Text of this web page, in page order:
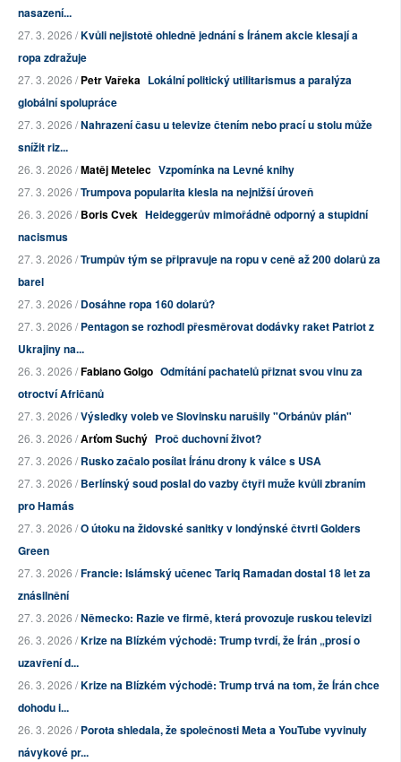
nasazení...
27. 3. 2026 /Kvůli nejistotě ohledně jednání s Íránem akcie klesají a
ropa zdražuje
27. 3. 2026 /Petr Vařeka Lokální politický utilitarismus a paralýza
globální spolupráce
27. 3. 2026 /Nahrazení času u televize čtením nebo prací u stolu může
snížit riz...
26. 3. 2026 /Matěj Metelec Vzpomínka na Levné knihy
27. 3. 2026 /Trumpova popularita klesla na nejnižší úroveň
26. 3. 2026 /Boris Cvek Heideggerův mimořádně odporný a stupidní
nacismus
27. 3. 2026 /Trumpův tým se připravuje na ropu v ceně až 200 dolarů za
barel
27. 3. 2026 /Dosáhne ropa 160 dolarů?
27. 3. 2026 /Pentagon se rozhodl přesměrovat dodávky raket Patriot z
Ukrajiny na...
26. 3. 2026 /Fabiano Golgo Odmítání pachatelů přiznat svou vinu za
otroctví Afričanů
27. 3. 2026 /Výsledky voleb ve Slovinsku narušily "Orbánův plán"
26. 3. 2026 /Arťom Suchý Proč duchovní život?
27. 3. 2026 /Rusko začalo posílat Íránu drony k válce s USA
27. 3. 2026 /Berlínský soud poslal do vazby čtyři muže kvůli zbraním
pro Hamás
27. 3. 2026 /O útoku na židovské sanitky v londýnské čtvrti Golders
Green
27. 3. 2026 /Francie: Islámský učenec Tariq Ramadan dostal 18 let za
znásilnění
27. 3. 2026 /Německo: Razie ve firmě, která provozuje ruskou televizi
26. 3. 2026 /Krize na Blízkém východě: Trump tvrdí, že Írán „prosí o
uzavření d...
26. 3. 2026 /Krize na Blízkém východě: Trump trvá na tom, že Írán chce
dohodu i...
26. 3. 2026 /Porota shledala, že společnosti Meta a YouTube vyvinuly
návykové pr...